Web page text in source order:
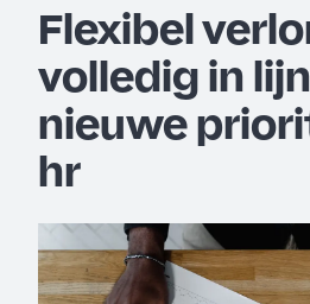
Flexibel
volledig in
nieuwe
hr